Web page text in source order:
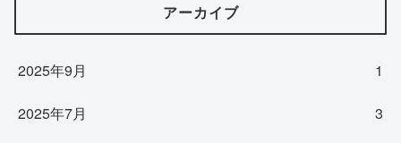
アーカイブ
2025年9月 1
2025年7月 3